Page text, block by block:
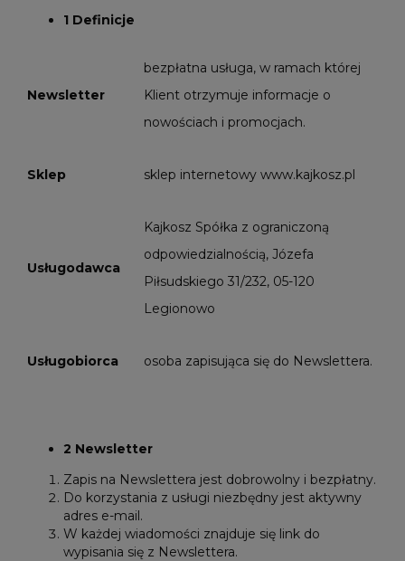
1 Definicje
Newsletter
bezpłatna usługa, w ramach której
Klient otrzymuje informacje o
nowościach i promocjach.
Sklep sklep internetowy www.kajkosz.pl
Usługodawca
Kajkosz Spółka z ograniczoną
odpowiedzialnością, Józefa
Piłsudskiego 31/232, 05-120
Legionowo
Usługobiorca osoba zapisująca się do Newslettera.
2 Newsletter
Zapis na Newslettera jest dobrowolny i bezpłatny.
Do korzystania z usługi niezbędny jest aktywny
adres e-mail.
W każdej wiadomości znajduje się link do
wypisania się z Newslettera.